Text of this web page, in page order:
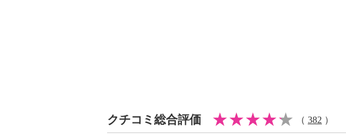
いパワフルな吸引力が続きます。
※ＩＥＣ（国際電気標準会議）規格６２８８５−２ ５
クチコミ総合評価 （ 382 ）